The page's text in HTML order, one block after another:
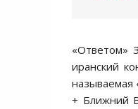
«Ответом»
иранский
называемая
+ Ближний